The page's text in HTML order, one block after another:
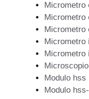
Micrometro
Micrometro
Micrometro
Micrometro
Micrometro
Microscopio
Modulo hss
Modulo